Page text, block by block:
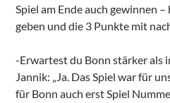
Spiel am Ende auch gewinnen
geben und die 3 Punkte mit
-Erwartest du Bonn stärker als
Jannik: „Ja. Das Spiel war für
für Bonn auch erst Spiel